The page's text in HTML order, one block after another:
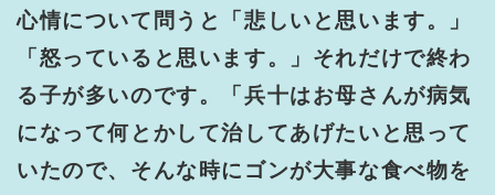
心情について問うと「悲しいと思います。」
「怒っていると思います。」それだけで終わ
る子が多いのです。「兵十はお母さんが病気
になって何とかして治してあげたいと思って
いたので、そんな時にゴンが大事な食べ物を